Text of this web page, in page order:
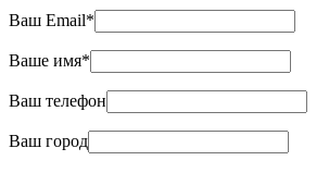
Ваш Email*
Ваше имя*
Ваш телефон
Ваш город